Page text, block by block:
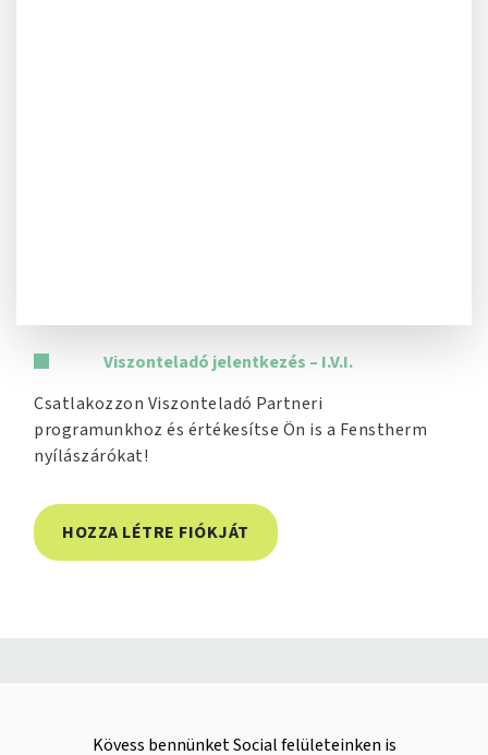
Viszonteladó jelentkezés – I.V.I.
Csatlakozzon Viszonteladó Partneri
programunkhoz és értékesítse Ön is a Fenstherm
nyílászárókat!
HOZZA LÉTRE FIÓKJÁT
Kövess bennünket Social felületeinken is